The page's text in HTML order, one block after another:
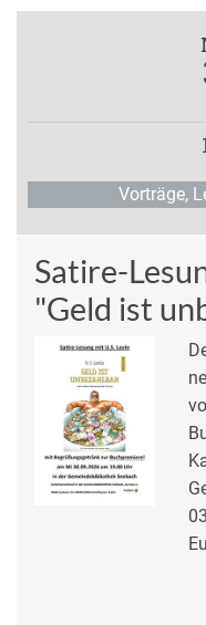
Vorträge,
Satire-
"Geld ist